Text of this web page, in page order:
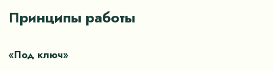
Принципы работы
«Под ключ»